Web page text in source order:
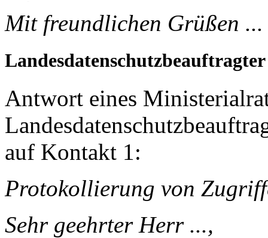
Mit freundlichen Grüßen ...
Antwort eines
auf Kontakt 1:
Protokollierung von
Sehr geehrter Herr ...,